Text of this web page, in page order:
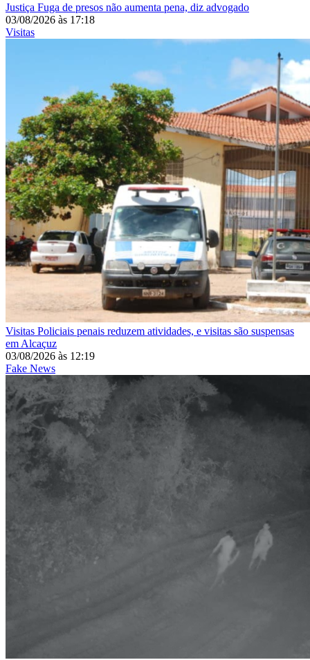
Justiça Fuga de presos não aumenta pena, diz advogado
03/08/2026 às 17:18
Visitas
Visitas Policiais penais reduzem atividades, e visitas são suspensas
em Alcaçuz
03/08/2026 às 12:19
Fake News